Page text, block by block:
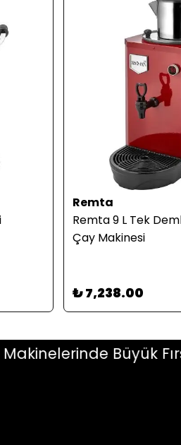
Remta
Remta 9 L Tek
Çay Makinesi
₺ 7,238.00
Büyük Fırsat